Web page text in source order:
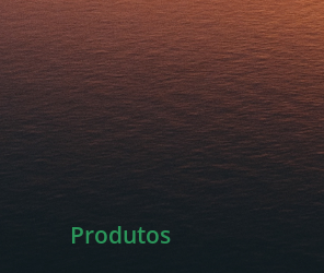
Produtos